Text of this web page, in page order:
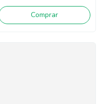
Comprar